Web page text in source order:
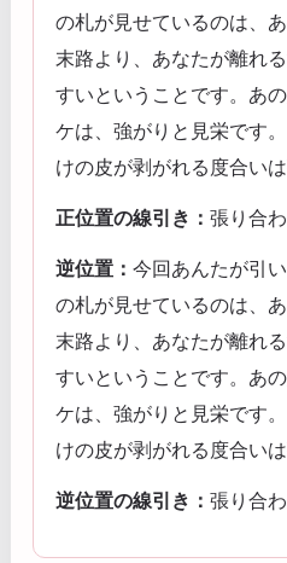
の札が見せているのは、
末路より、あなたが離れ
すいということです。あ
ケは、強がりと見栄です
けの皮が剥がれる度合い
正位置の線引き： 張り合わ
逆位置： 今回あんたが引
の札が見せているのは、
末路より、あなたが離れ
すいということです。あ
ケは、強がりと見栄です
けの皮が剥がれる度合い
逆位置の線引き： 張り合わ